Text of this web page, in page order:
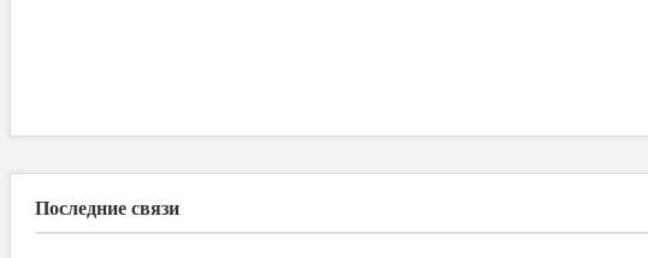
Последние связи